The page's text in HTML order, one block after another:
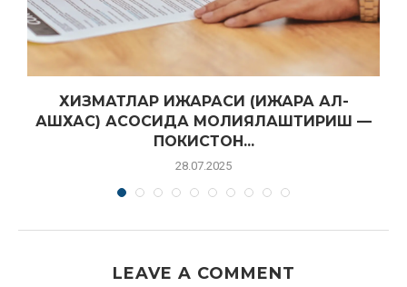
ХИЗМАТЛАР ИЖАРАСИ (ИЖАРА АЛ-
АШХАС) АСОСИДА МОЛИЯЛАШТИРИШ —
ПОКИСТОН...
28.07.2025
LEAVE A COMMENT